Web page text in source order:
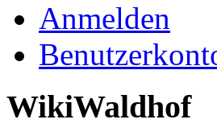
Anmelden
WikiWaldhof